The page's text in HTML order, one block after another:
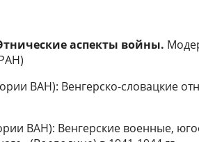
аспекты войны.
ВАН): Венгерско-словацкие
ВАН): Венгерские военные,